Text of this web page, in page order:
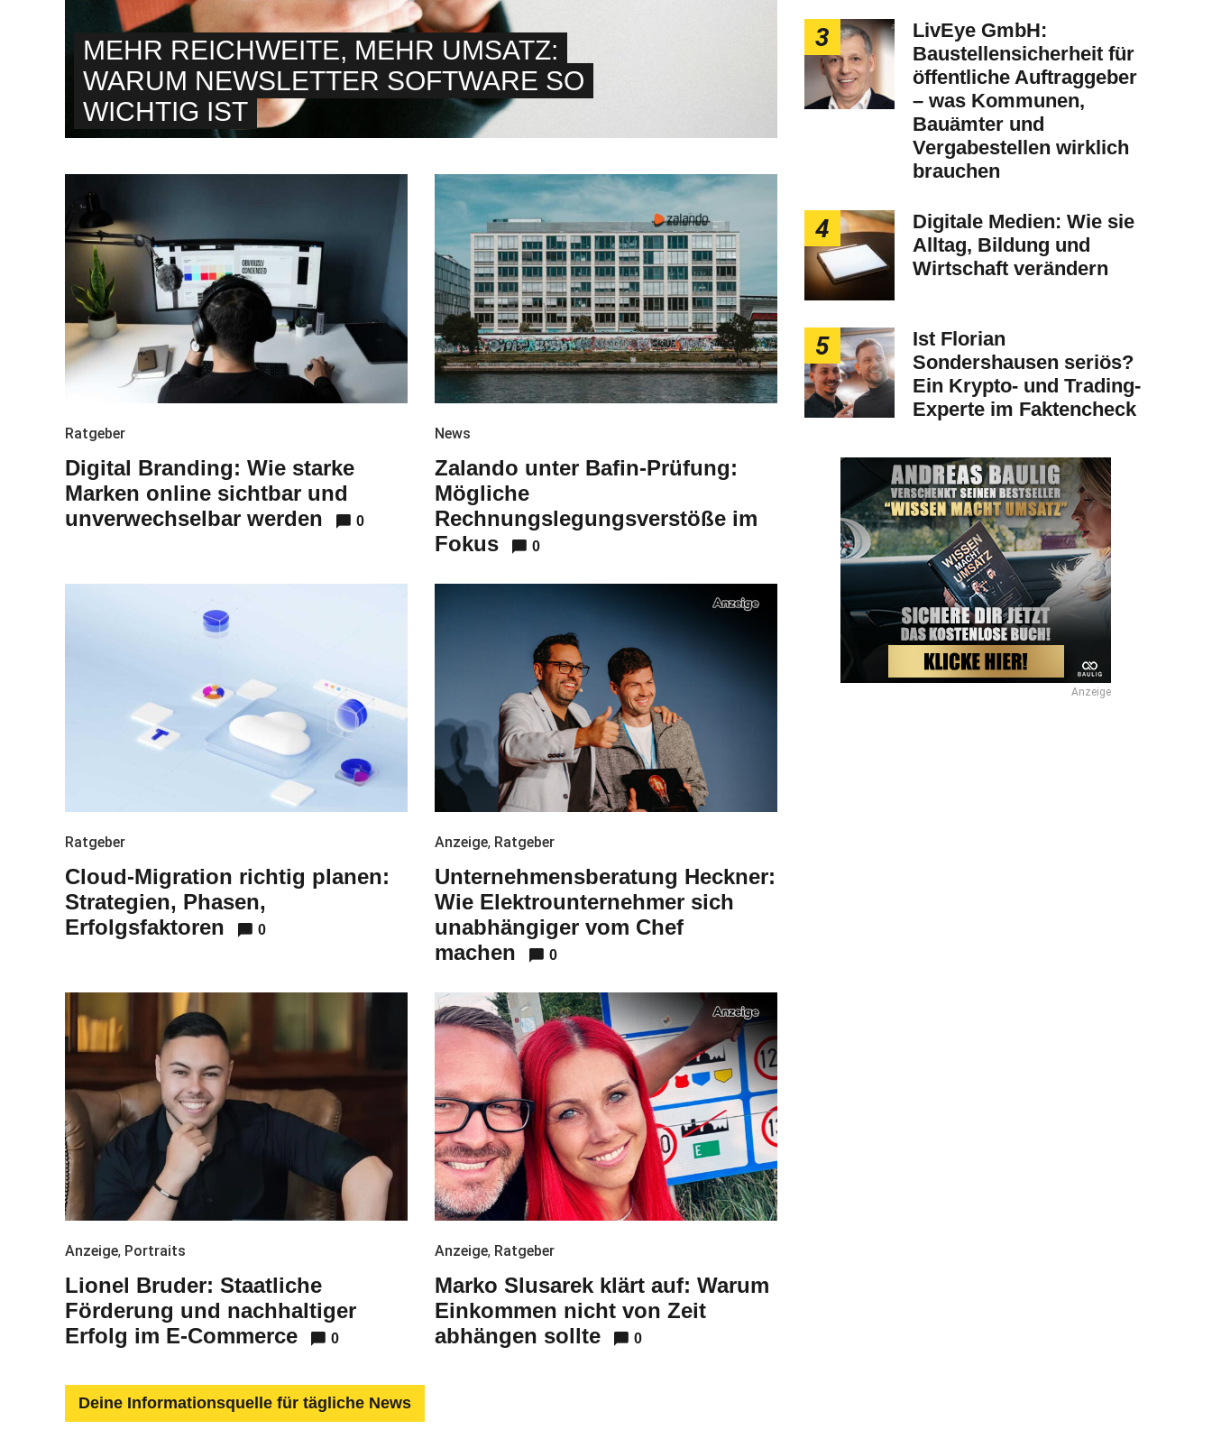
MEHR REICHWEITE, MEHR UMSATZ:
WARUM NEWSLETTER SOFTWARE SO
WICHTIG IST
Ratgeber
Digital Branding: Wie starke
Marken online sichtbar und
unverwechselbar werden
0
News
Zalando unter Bafin-Prüfung:
Mögliche
Rechnungslegungsverstöße im
Fokus
0
Ratgeber
Cloud-Migration richtig planen:
Strategien, Phasen,
Erfolgsfaktoren
0
Anzeige, Ratgeber
Unternehmensberatung Heckner:
Wie Elektrounternehmer sich
unabhängiger vom Chef
machen
0
Anzeige, Portraits
Lionel Bruder: Staatliche
Förderung und nachhaltiger
Erfolg im E-Commerce
0
Anzeige, Ratgeber
Marko Slusarek klärt auf: Warum
Einkommen nicht von Zeit
abhängen sollte
0
3
LivEye GmbH:
Baustellensicherheit für
öffentliche Auftraggeber
– was Kommunen,
Bauämter und
Vergabestellen wirklich
brauchen
4
Digitale Medien: Wie sie
Alltag, Bildung und
Wirtschaft verändern
5
Ist Florian
Sondershausen seriös?
Ein Krypto- und Trading-
Experte im Faktencheck
Anzeige
Deine Informationsquelle für tägliche News